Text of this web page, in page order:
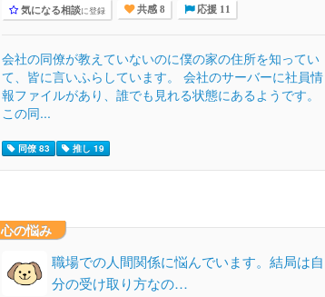
気になる相談に登録 共感 8 応援 11
会社の同僚が教えていないのに僕の家の住所を知ってい
て、皆に言いふらしています。 会社のサーバーに社員情
報ファイルがあり、誰でも見れる状態にあるようです。
この同...
同僚 83 推し 19
心の悩み
職場での人間関係に悩んでいます。結局は自
分の受け取り方なの…